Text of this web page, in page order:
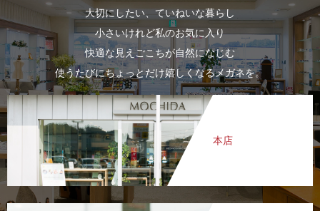
大切にしたい、ていねいな暮らし
小さいけれど私のお気に入り
快適な見えごこちが自然になじむ
使うたびにちょっとだけ嬉しくなるメガネを。
本店